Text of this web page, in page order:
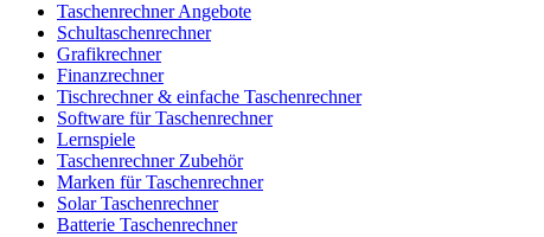
Taschenrechner Angebote
Schultaschenrechner
Grafikrechner
Finanzrechner
Tischrechner & einfache Taschenrechner
Software für Taschenrechner
Lernspiele
Taschenrechner Zubehör
Marken für Taschenrechner
Solar Taschenrechner
Batterie Taschenrechner